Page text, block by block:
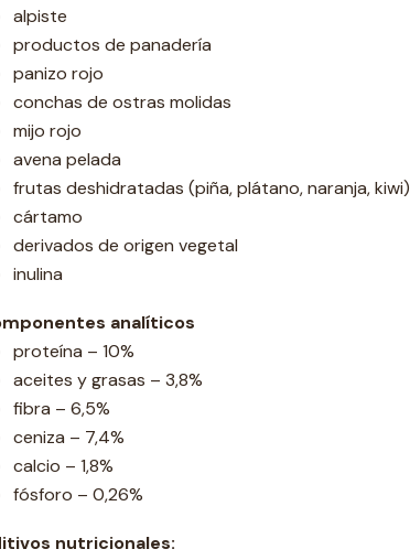
alpiste
productos de panadería
panizo rojo
conchas de ostras molidas
mijo rojo
avena pelada
frutas deshidratadas (piña, plátano, naranja, kiwi)
cártamo
derivados de origen vegetal
inulina
analíticos
proteína – 10%
aceites y grasas – 3,8%
fibra – 6,5%
ceniza – 7,4%
calcio – 1,8%
fósforo – 0,26%
nutricionales: